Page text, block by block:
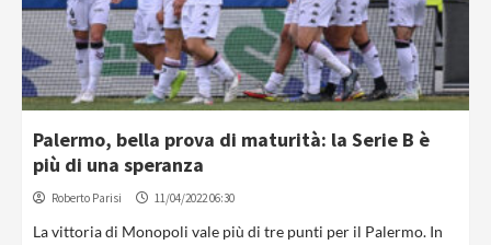
Palermo, bella prova di maturità: la Serie B è
più di una speranza
Roberto Parisi 11/04/2022 06:30
La vittoria di Monopoli vale più di tre punti per il Palermo. In